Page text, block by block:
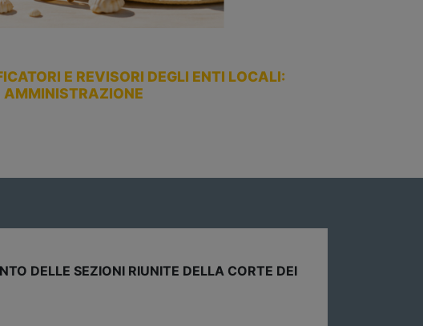
E REVISORI DEGLI ENTI LOCALI:
AMMINISTRAZIONE
EX FCDE FUORI DALL’AVANZO, TRANSIZIONE DA